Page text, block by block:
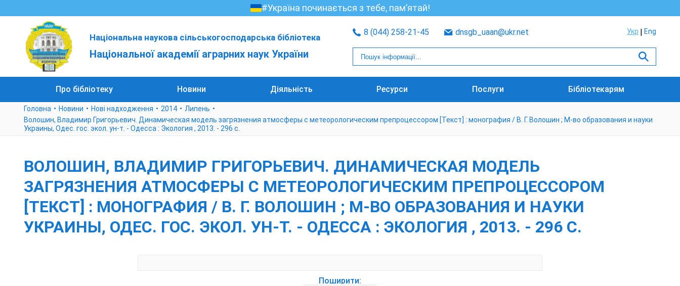
#Україна починається з тебе, пам’ятай!
Національна наукова сільськогосподарська бібліотека
Національної академії аграрних наук України
8 (044) 258-21-45 dnsgb_uaan@ukr.net Укр Eng
Про бібліотеку Новини Діяльність Ресурси Послуги Бібліотекарям
Головна Новини Нові надходження 2014
Липень
Волошин, Владимир Григорьевич. Динамическая модель загрязнения атмосферы с метеорологическим препроцессором [Текст] : монография / В. Г. Волошин ; М-во образования и науки
Украины, Одес. гос. экол. ун-т. - Одесса : Экология , 2013. - 296 с.
ВОЛОШИН, ВЛАДИМИР ГРИГОРЬЕВИЧ. ДИНАМИЧЕСКАЯ МОДЕЛЬ
ЗАГРЯЗНЕНИЯ АТМОСФЕРЫ С МЕТЕОРОЛОГИЧЕСКИМ ПРЕПРОЦЕССОРОМ
[ТЕКСТ] : МОНОГРАФИЯ / В. Г. ВОЛОШИН ; М-ВО ОБРАЗОВАНИЯ И НАУКИ
УКРАИНЫ, ОДЕС. ГОС. ЭКОЛ. УН-Т. - ОДЕССА : ЭКОЛОГИЯ , 2013. - 296 С.
Поширити: